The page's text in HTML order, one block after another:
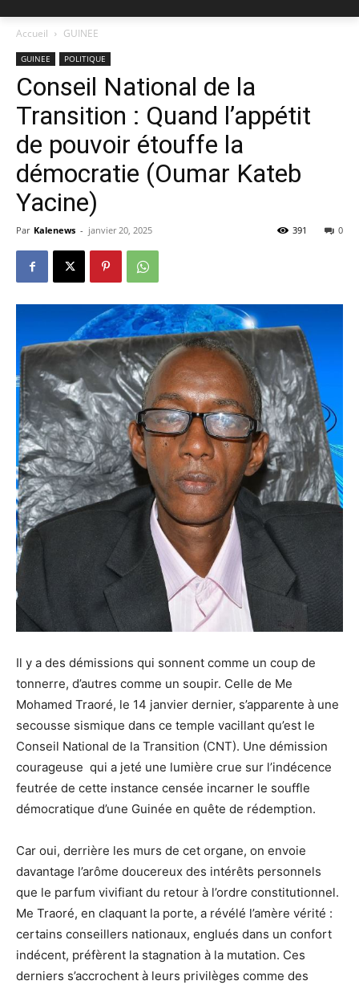
Accueil GUINEE
GUINEE POLITIQUE
Conseil National de la
Transition : Quand l’appétit
de pouvoir étouffe la
démocratie (Oumar Kateb
Yacine)
Par Kalenews - janvier 20, 2025 0
391
Il y a des démissions qui sonnent comme un coup de
tonnerre, d’autres comme un soupir. Celle de Me
Mohamed Traoré, le 14 janvier dernier, s’apparente à une
secousse sismique dans ce temple vacillant qu’est le
Conseil National de la Transition (CNT). Une démission
courageuse qui a jeté une lumière crue sur l’indécence
feutrée de cette instance censée incarner le souffle
démocratique d’une Guinée en quête de rédemption.
Car oui, derrière les murs de cet organe, on envoie
davantage l’arôme doucereux des intérêts personnels
que le parfum vivifiant du retour à l’ordre constitutionnel.
Me Traoré, en claquant la porte, a révélé l’amère vérité :
certains conseillers nationaux, englués dans un confort
indécent, préfèrent la stagnation à la mutation. Ces
derniers s’accrochent à leurs privilèges comme des